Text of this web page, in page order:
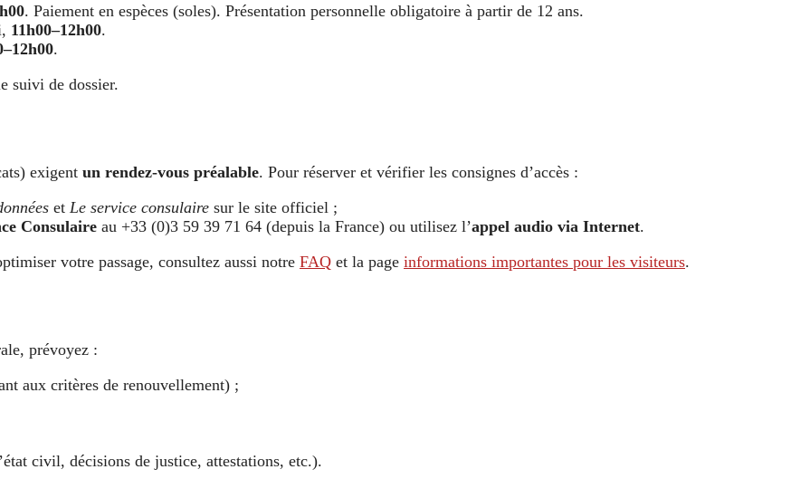
. Paiement en espèces (soles). Présentation personnelle obligatoire à partir de 12 ans.
11h00–12h00.
.
suivi de dossier.
exigent un rendez-vous préalable. Pour réserver et vérifier les consignes d’accès :
et Le service consulaire sur le site officiel ;
Consulaire au +33 (0)3 59 39 71 64 (depuis la France) ou utilisez l’appel audio via Internet.
votre passage, consultez aussi notre FAQ et la page informations importantes pour les visiteurs.
prévoyez :
aux critères de renouvellement) ;
civil, décisions de justice, attestations, etc.).